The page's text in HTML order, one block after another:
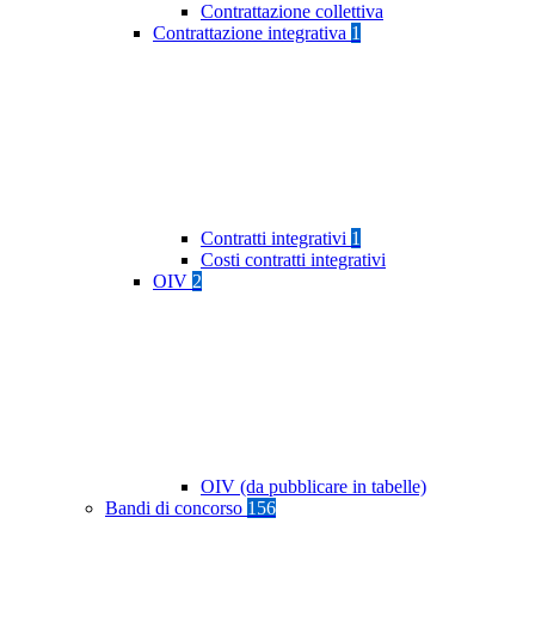
Contrattazione collettiva
Contrattazione integrativa 1
Contratti integrativi 1
Costi contratti integrativi
OIV 2
OIV (da pubblicare in tabelle)
Bandi di concorso 156